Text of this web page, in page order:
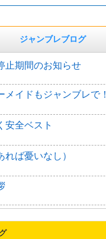
ジャンブレブログ
止期間のお知らせ
メイドもジャンブレで！
安全ベスト
ば憂いなし）